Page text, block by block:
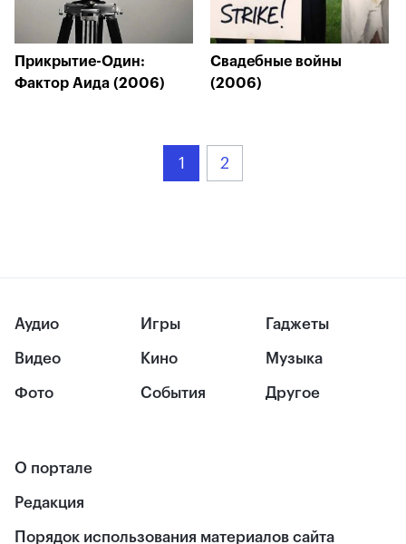
Прикрытие-Один:
Фактор Аида (2006)
Свадебные войны
(2006)
1 2
Аудио
Видео
Фото
Игры
Кино
События
Гаджеты
Музыка
Другое
О портале
Редакция
Порядок использования материалов сайта